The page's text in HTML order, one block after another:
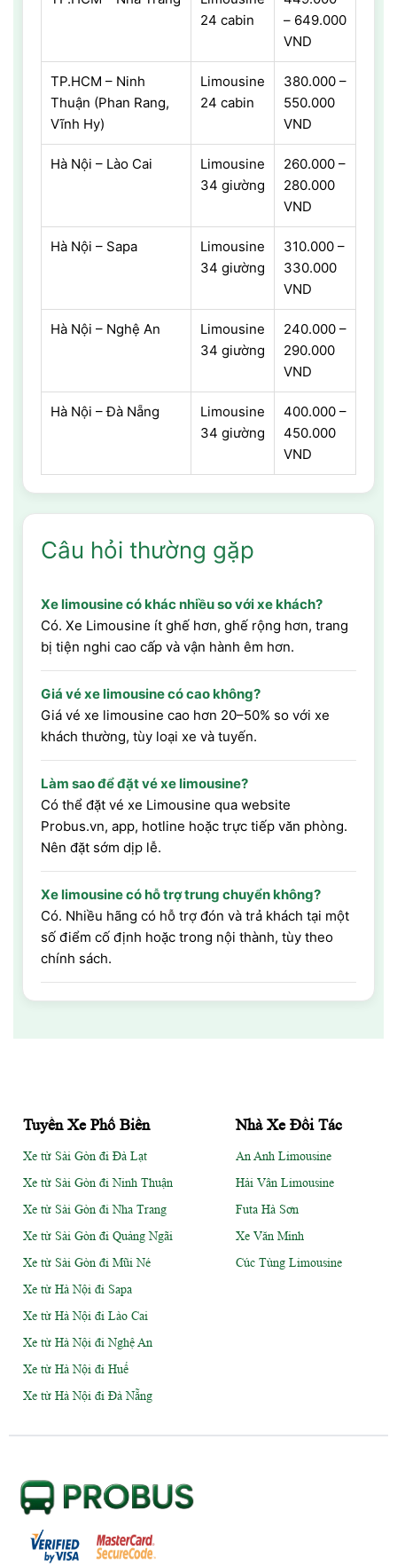
24 cabin
– 649.000
VND
TP.HCM – Ninh
Thuận (Phan Rang,
Vĩnh Hy)
Limousine
24 cabin
380.000 –
550.000
VND
Hà Nội – Lào Cai
Limousine
34 giường
260.000 –
280.000
VND
Hà Nội – Sapa
Limousine
34 giường
310.000 –
330.000
VND
Hà Nội – Nghệ An
Limousine
34 giường
240.000 –
290.000
VND
Hà Nội – Đà Nẵng
Limousine
34 giường
400.000 –
450.000
VND
Câu hỏi thường gặp
Xe limousine có khác nhiều so với xe khách?
Có. Xe Limousine ít ghế hơn, ghế rộng hơn, trang
bị tiện nghi cao cấp và vận hành êm hơn.
Giá vé xe limousine có cao không?
Giá vé xe limousine cao hơn 20–50% so với xe
khách thường, tùy loại xe và tuyến.
Làm sao để đặt vé xe limousine?
Có thể đặt vé xe Limousine qua website
Probus.vn, app, hotline hoặc trực tiếp văn phòng.
Nên đặt sớm dịp lễ.
Xe limousine có hỗ trợ trung chuyển không?
Có. Nhiều hãng có hỗ trợ đón và trả khách tại một
số điểm cố định hoặc trong nội thành, tùy theo
chính sách.
Tuyến Xe Phổ Biến
Xe từ Sài Gòn đi Đà Lạt
Xe từ Sài Gòn đi Ninh Thuận
Xe từ Sài Gòn đi Nha Trang
Xe từ Sài Gòn đi Quảng Ngãi
Xe từ Sài Gòn đi Mũi Né
Xe từ Hà Nội đi Sapa
Xe từ Hà Nội đi Lào Cai
Xe từ Hà Nội đi Nghệ An
Xe từ Hà Nội đi Huế
Xe từ Hà Nội đi Đà Nẵng
Nhà Xe Đối Tác
An Anh Limousine
Hải Vân Limousine
Futa Hà Sơn
Xe Văn Minh
Cúc Tùng Limousine